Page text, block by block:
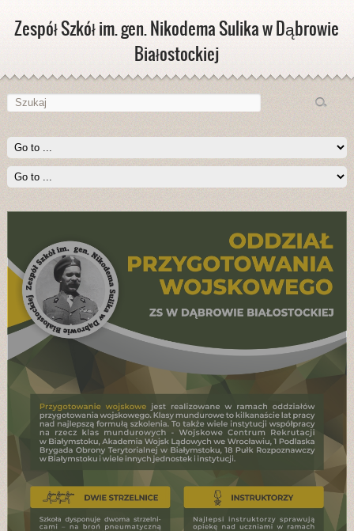
Zespół Szkół im. gen. Nikodema Sulika w Dąbrowie
Białostockiej